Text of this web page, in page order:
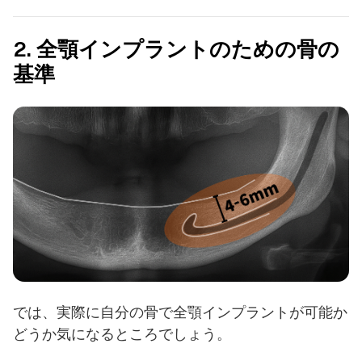
2. 全顎インプラントのための骨の
基準
では、実際に自分の骨で全顎インプラントが可能か
どうか気になるところでしょう。